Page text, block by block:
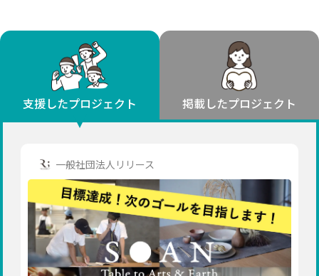
フード・農業
文化
環境・エシカル
人権・マイノリティ
社会貢献
地域からさがす 北海道・東北
北海道
宮城
山形
福島
北海道 青森 岩手 宮城
秋田
福島
茨城 栃木 群馬
千葉
東京
神奈川
新潟 富山 石川
長野
岐阜 静岡 愛知
近畿
三重 滋賀 京都 大阪
兵庫
和歌山
中国
支援したプロジェクト 掲載したプロジェクト
一般社団法人リリース